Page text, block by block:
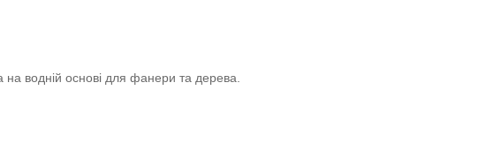
водній основі для фанери та дерева.